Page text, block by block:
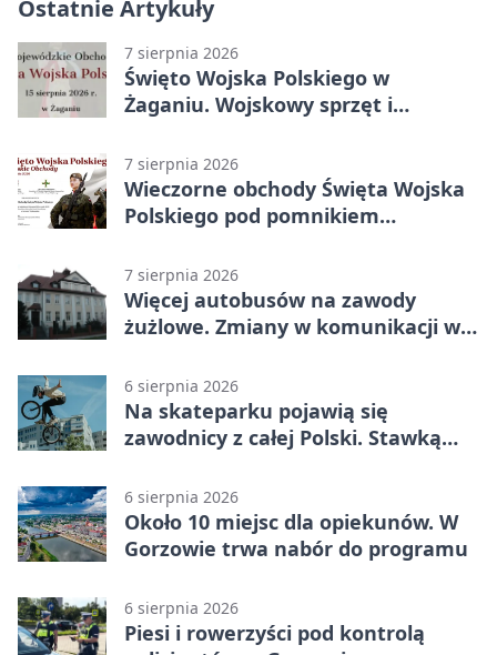
Ostatnie Artykuły
7 sierpnia 2026
Święto Wojska Polskiego w
Żaganiu. Wojskowy sprzęt i
7 sierpnia 2026
Wieczorne obchody Święta Wojska
Polskiego pod pomnikiem
7 sierpnia 2026
Więcej autobusów na zawody
żużlowe. Zmiany w komunikacji w
6 sierpnia 2026
Na skateparku pojawią się
zawodnicy z całej Polski. Stawką
6 sierpnia 2026
Około 10 miejsc dla opiekunów. W
Gorzowie trwa nabór do programu
6 sierpnia 2026
Piesi i rowerzyści pod kontrolą